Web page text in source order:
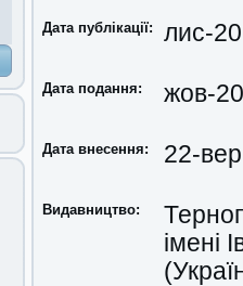
Дата публікації: лис-
Дата подання: жов-
Дата внесення: 22-
Видавництво:
імені